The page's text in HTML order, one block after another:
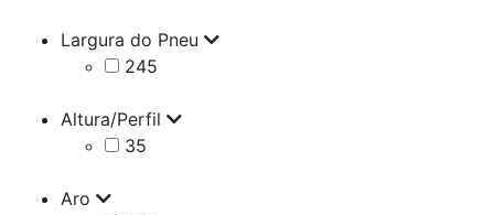
Largura do Pneu
245
Altura/Perfil
35
Aro